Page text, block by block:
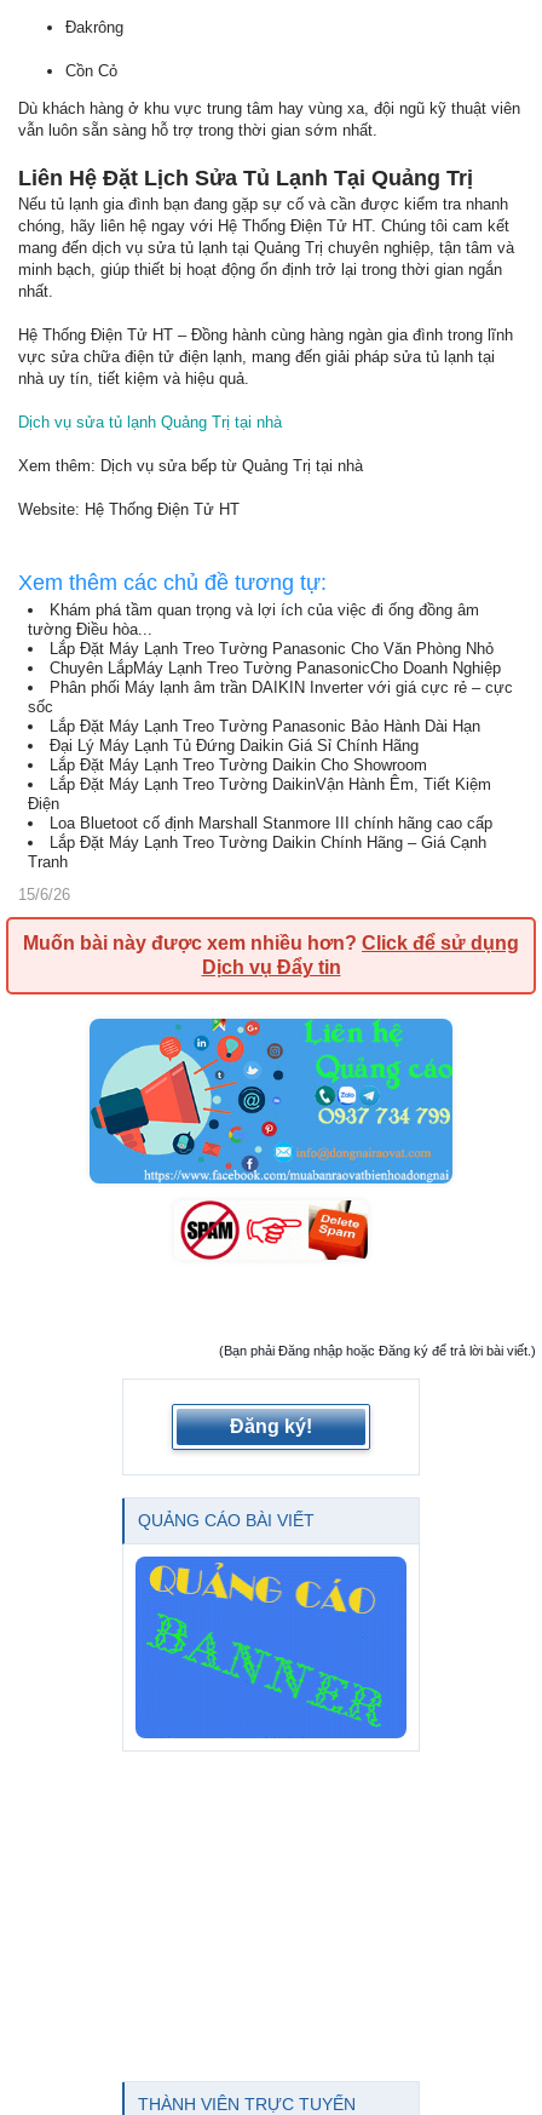
Đakrông
Cồn Cỏ
Dù khách hàng ở khu vực trung tâm hay vùng xa, đội ngũ kỹ thuật viên
vẫn luôn sẵn sàng hỗ trợ trong thời gian sớm nhất.
Liên Hệ Đặt Lịch Sửa Tủ Lạnh Tại Quảng Trị
Nếu tủ lạnh gia đình bạn đang gặp sự cố và cần được kiểm tra nhanh
chóng, hãy liên hệ ngay với Hệ Thống Điện Tử HT. Chúng tôi cam kết
mang đến dịch vụ sửa tủ lạnh tại Quảng Trị chuyên nghiệp, tận tâm và
minh bạch, giúp thiết bị hoạt động ổn định trở lại trong thời gian ngắn
nhất.
Hệ Thống Điện Tử HT – Đồng hành cùng hàng ngàn gia đình trong lĩnh
vực sửa chữa điện tử điện lạnh, mang đến giải pháp sửa tủ lạnh tại
nhà uy tín, tiết kiệm và hiệu quả.
Dịch vụ sửa tủ lạnh Quảng Trị tại nhà
Xem thêm: Dịch vụ sửa bếp từ Quảng Trị tại nhà
Website: Hệ Thống Điện Tử HT
Xem thêm các chủ đề tương tự:
Khám phá tầm quan trọng và lợi ích của việc đi ống đồng âm
tường Điều hòa...
Lắp Đặt Máy Lạnh Treo Tường Panasonic Cho Văn Phòng Nhỏ
Chuyên LắpMáy Lạnh Treo Tường PanasonicCho Doanh Nghiệp
Phân phối Máy lạnh âm trần DAIKIN Inverter với giá cực rẻ – cực
sốc
Lắp Đặt Máy Lạnh Treo Tường Panasonic Bảo Hành Dài Hạn
Đại Lý Máy Lạnh Tủ Đứng Daikin Giá Sỉ Chính Hãng
Lắp Đặt Máy Lạnh Treo Tường Daikin Cho Showroom
Lắp Đặt Máy Lạnh Treo Tường DaikinVận Hành Êm, Tiết Kiệm
Điện
Loa Bluetoot cố định Marshall Stanmore III chính hãng cao cấp
Lắp Đặt Máy Lạnh Treo Tường Daikin Chính Hãng – Giá Cạnh
Tranh
15/6/26
Muốn bài này được xem nhiều hơn? Click để sử dụng
Dịch vụ Đẩy tin
(Bạn phải Đăng nhập hoặc Đăng ký để trả lời bài viết.)
Đăng ký!
QUẢNG CÁO BÀI VIẾT
THÀNH VIÊN TRỰC TUYẾN